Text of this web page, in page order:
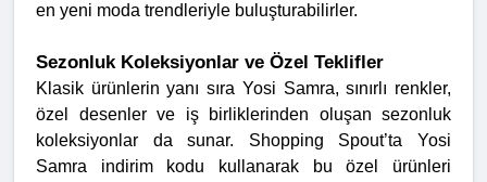
en yeni moda trendleriyle buluşturabilirler.
Sezonluk Koleksiyonlar ve Özel Teklifler
Klasik ürünlerin yanı sıra Yosi Samra, sınırlı renkler,
özel desenler ve iş birliklerinden oluşan sezonluk
koleksiyonlar da sunar. Shopping Spout’ta Yosi
Samra indirim kodu kullanarak bu özel ürünleri